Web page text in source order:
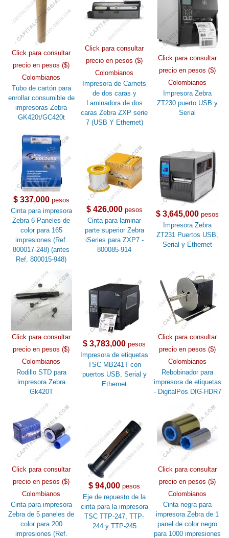
Click para consultar
precio en pesos ($)
Colombianos
Tubo de cartón para
enrollar consumible de
impresoras Zebra
GK420t/GC420t
Click para consultar
precio en pesos ($)
Colombianos
Impresora de Carnets
de dos caras y
Laminadora de dos
caras Zebra ZXP serie
7 (USB Y Ethernet)
Click para consultar
precio en pesos ($)
Colombianos
Impresora Zebra
ZT230 puerto USB y
Serial
$ 337,000pesos
Cinta para impresora
Zebra 6 Paneles de
color para 165
impresiones (Ref.
800017-248) (antes
Ref. 800015-948)
$ 426,000pesos
Cinta para laminar
parte superior Zebra
iSeries para ZXP7 -
800085-914
$ 3,645,000 pesos
Impresora Zebra
ZT231 Puertos USB,
Serial y Ethernet
Click para consultar
precio en pesos ($)
Colombianos
Rodillo STD para
impresora Zebra
Gk420T
$ 3,783,000 pesos
Impresora de etiquetas
TSC MB241T con
puertos USB, Serial y
Ethernet
Click para consultar
precio en pesos ($)
Colombianos
Rebobinador para
impresora de etiquetas
- DigitalPos DIG-HDR7
Click para consultar
precio en pesos ($)
Colombianos
Cinta para impresora
Zebra de 5 paneles de
color para 200
impresiones (Ref.
$ 94,000 pesos
Eje de repuesto de la
cinta para la impresora
TSC TTP-247, TTP-
244 y TTP-245
Click para consultar
precio en pesos ($)
Colombianos
Cinta negra para
impresora Zebra de 1
panel de color negro
para 1000 impresiones